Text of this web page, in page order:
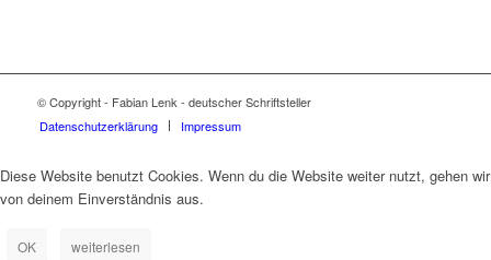
© Copyright - Fabian Lenk - deutscher Schriftsteller
Datenschutzerklärung
Impressum
Diese Website benutzt Cookies. Wenn du die Website weiter nutzt, gehen wir
von deinem Einverständnis aus.
OK weiterlesen